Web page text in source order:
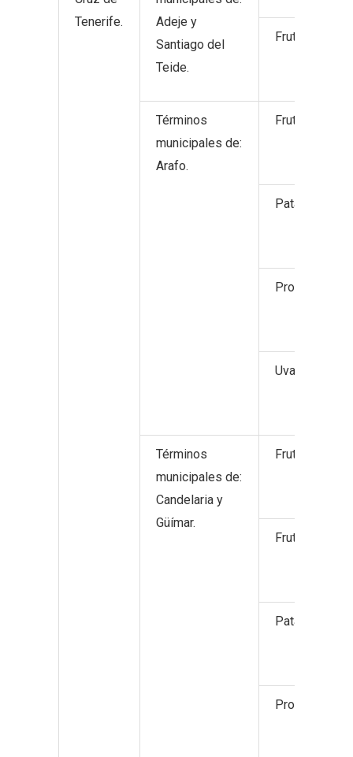
Tenerife.
Adeje y
Santiago del
Teide.
Frutos
Términos
municipales de:
Arafo.
Frutos
Patata.
Productos
Uva para vino
Términos
municipales de:
Candelaria y
Güímar.
Frutos no
Frutos
Patata.
Productos